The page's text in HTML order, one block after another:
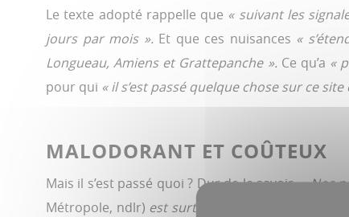
Le texte adopté rappelle que « suivant les
jours par mois ». Et que ces nuisances «
Longueau, Amiens et Grattepanche ». Ce qu’a «
pour qui « il s’est passé quelque chose sur ce
MALODORANT ET COÛTEUX
Mais il s’est passé quoi ? Dur de le savoir.« Nos
Métropole, ndlr) est surtout d’intervenir en